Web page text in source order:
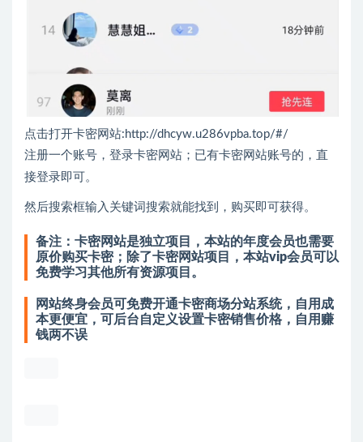
点击打开卡密网站: http://dhcyw.u286vpba.top/#/
注册一个账号，登录卡密网站；已有卡密网站账号的，直
接登录即可。
然后搜索框输入关键词搜索就能找到，购买即可获得。
备注：卡密网站是独立项目，本站的年度会员也需要
原价购买卡密；除了卡密网站项目，本站vip会员可以
免费学习其他所有资源项目。
网站终身会员可免费开通卡密商场分站系统，自用成
本更便宜，可后台自定义设置卡密销售价格，自用赚
钱两不误